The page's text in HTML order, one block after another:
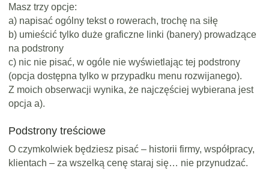
Masz trzy opcje:
a) napisać ogólny tekst o rowerach, trochę na siłę
b) umieścić tylko duże graficzne linki (banery) prowadzące
na podstrony
c) nic nie pisać, w ogóle nie wyświetlając tej podstrony
(opcja dostępna tylko w przypadku menu rozwijanego).
Z moich obserwacji wynika, że najczęściej wybierana jest
opcja a).
Podstrony treściowe
O czymkolwiek będziesz pisać – historii firmy, współpracy,
klientach – za wszelką cenę staraj się… nie przynudzać.